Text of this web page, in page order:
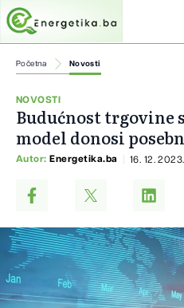
Početna Novosti
NOVOSTI
Budućnost trgovine
model donosi
Autor: Energetika.ba 16. 12. 2023.